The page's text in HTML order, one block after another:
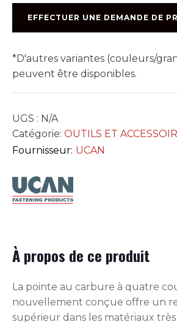
MAX"
EFFECTUER UNE DEMANDE DE
*D'autres variantes (couleurs/
peuvent être disponibles.
UGS : N/A
Catégorie: OUTILS ET
Fournisseur: UCAN
À propos de ce produit
La pointe au carbure à quatre
nouvellement conçue offre un
supérieur dans les matériaux